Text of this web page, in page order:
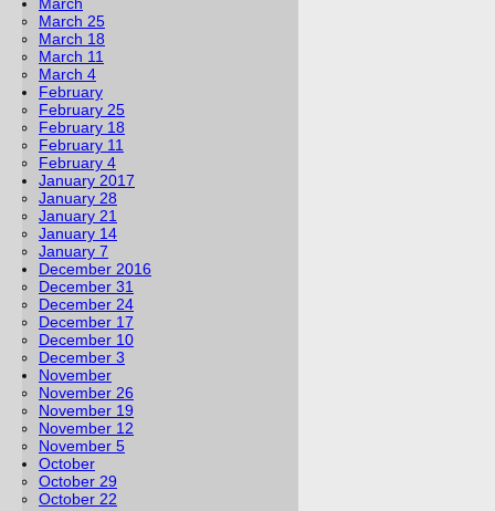
March 25
March 18
March 11
March 4
February
February 25
February 18
February 11
February 4
January 2017
January 28
January 21
January 14
January 7
December 2016
December 31
December 24
December 17
December 10
December 3
November
November 26
November 19
November 12
November 5
October
October 29
October 22